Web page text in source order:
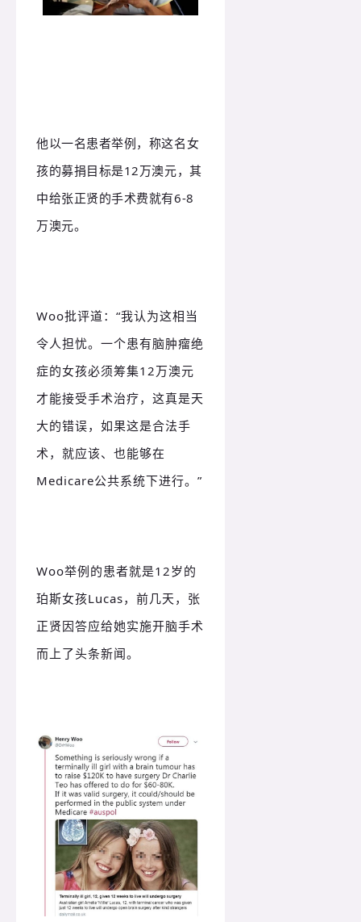
他以一名患者举例，称这名女
孩的募捐目标是12万澳元，其
中给张正贤的手术费就有6-8
万澳元。
Woo批评道：“我认为这相当
令人担忧。一个患有脑肿瘤绝
症的女孩必须筹集12万澳元
才能接受手术治疗，这真是天
大的错误，如果这是合法手
术，就应该、也能够在
Medicare公共系统下进行。”
Woo举例的患者就是12岁的
珀斯女孩Lucas，前几天，张
正贤因答应给她实施开脑手术
而上了头条新闻。